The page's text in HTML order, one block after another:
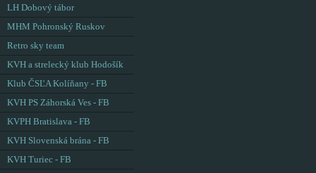
LH Dobový tábor
MHM Pohronský Ruskov
Retro sky team
KVH a strelecký klub Hodošík
Klub ČSĽA Kolíňany - FB
KVH PS Záhorská Ves - FB
KVPH Bratislava - FB
KVH Slovenská brána - FB
KVH Turiec - FB